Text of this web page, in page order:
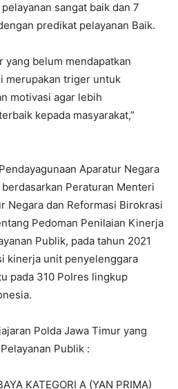
sangat baik dan 7
predikat pelayanan Baik.
yang belum mendapatkan
merupakan triger untuk
motivasi agar lebih
kepada masyarakat,”
Aparatur Negara
Peraturan Menteri
Negara dan Reformasi Birokrasi
Pedoman Penilaian Kinerja
Publik, pada tahun 2021
kinerja unit penyelenggara
pada 310 PoIres lingkup
Polda Jawa Timur yang
Publik :
KATEGORI A (YAN PRIMA)